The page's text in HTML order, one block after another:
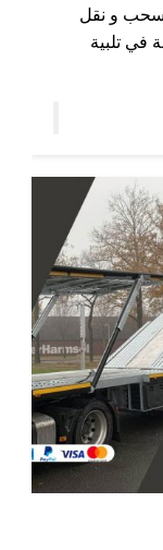
و نقل
في تلبية